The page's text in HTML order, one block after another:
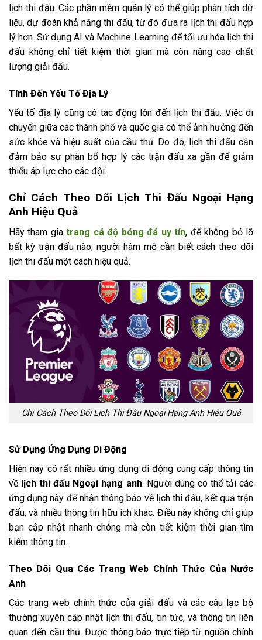
lịch thi đấu. Các phần mềm quản lý có thể giúp phân tích dữ
liệu, dự đoán khả năng thi đấu, từ đó đưa ra lịch thi đấu hợp
lý hơn. Sử dụng AI và Machine Learning để tối ưu hóa lịch thi
đấu không chỉ tiết kiệm thời gian mà còn nâng cao chất
lượng giải đấu.
Tính Đến Yếu Tố Địa Lý
Yếu tố địa lý cũng có tác động lớn đến lịch thi đấu. Việc di
chuyển giữa các thành phố và quốc gia có thể ảnh hưởng đến
sức khỏe và hiệu suất của cầu thủ. Do đó, lịch thi đấu cần
đảm bảo sự phân bổ hợp lý các trận đấu xa gần để giảm
thiểu áp lực cho các đội.
Chỉ Cách Theo Dõi Lịch Thi Đấu Ngoại Hạng
Anh Hiệu Quả
Hãy tham giatrang cá độ bóng đá uy tín, để không bỏ lỡ
bất kỳ trận đấu nào, người hâm mộ cần biết cách theo dõi
lịch thi đấu một cách hiệu quả.
Chỉ Cách Theo Dõi Lịch Thi Đấu Ngoại Hạng Anh Hiệu Quả
Sử Dụng Ứng Dụng Di Động
Hiện nay có rất nhiều ứng dụng di động cung cấp thông tin
về lịch thi đấu Ngoại hạng anh. Người dùng có thể tải các
ứng dụng này để nhận thông báo về lịch thi đấu, kết quả trận
đấu, và nhiều thông tin hữu ích khác. Điều này không chỉ giúp
bạn cập nhật nhanh chóng mà còn tiết kiệm thời gian tìm
kiếm thông tin.
Theo Dõi Qua Các Trang Web Chính Thức Của Nước
Anh
Các trang web chính thức của giải đấu và các câu lạc bộ
thường xuyên cập nhật lịch thi đấu, tin tức, và thông tin liên
quan đến cầu thủ. Được thông báo trực tiếp từ nguồn chính